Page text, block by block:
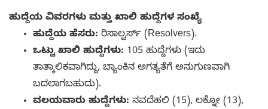
ಹುದ್ದೆಯ ವಿವರಗಳು ಮತ್ತು ಖಾಲಿ ಹುದ್ದೆಗಳ ಸಂಖ್ಯೆ
ಹುದ್ದೆಯ ಹೆಸರು: ರಿಸಾಲ್ವರ್ಸ್ (Resolvers).
ಒಟ್ಟು ಖಾಲಿ ಹುದ್ದೆಗಳು: 105 ಹುದ್ದೆಗಳು (ಇದು
ತಾತ್ಕಾಲಿಕವಾಗಿದ್ದು, ಬ್ಯಾಂಕಿನ ಅಗತ್ಯತೆಗೆ ಅನುಗುಣವಾಗಿ
ಬದಲಾಗಬಹುದು).
ವಲಯವಾರು ಹುದ್ದೆಗಳು: ನವದೆಹಲಿ (15), ಲಕ್ನೋ (13),